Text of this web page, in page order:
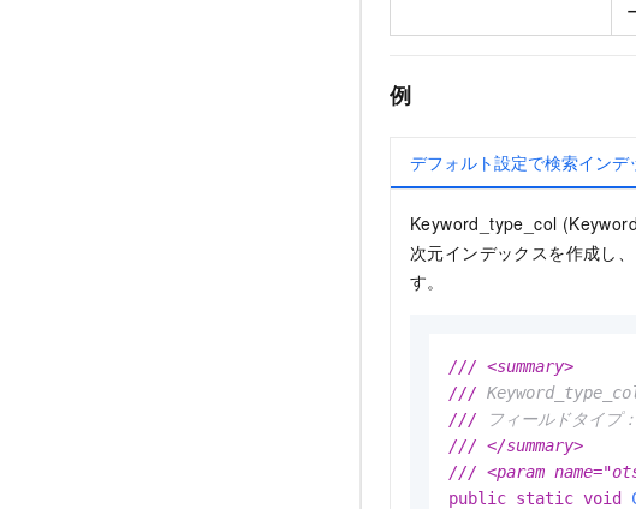
例
デフォルト設定で検索インデ
Keyword_type_col
次元インデックスを作成し
す。
/// <summary>
///
/// フィールドタイプ
/// </summary>
/// <param
public static void